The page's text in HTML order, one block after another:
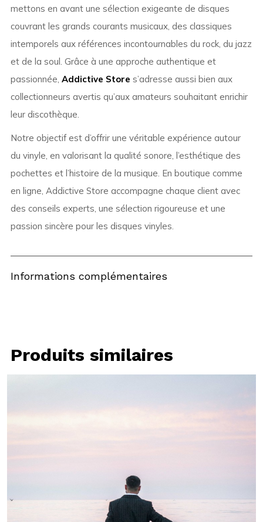
mettons en avant une sélection exigeante de disques
couvrant les grands courants musicaux, des classiques
intemporels aux références incontournables du rock, du jazz
et de la soul. Grâce à une approche authentique et
passionnée, Addictive Store s’adresse aussi bien aux
collectionneurs avertis qu’aux amateurs souhaitant enrichir
leur discothèque.
Notre objectif est d’offrir une véritable expérience autour
du vinyle, en valorisant la qualité sonore, l’esthétique des
pochettes et l’histoire de la musique. En boutique comme
en ligne, Addictive Store accompagne chaque client avec
des conseils experts, une sélection rigoureuse et une
passion sincère pour les disques vinyles.
Informations complémentaires
Produits similaires